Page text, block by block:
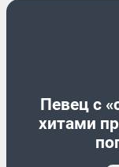
Певец с
хитами